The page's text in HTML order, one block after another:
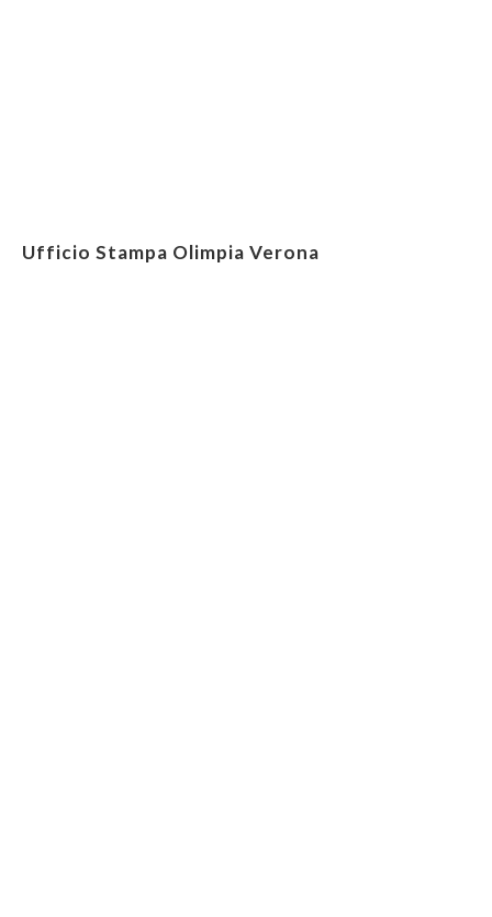
Ufficio Stampa Olimpia Verona